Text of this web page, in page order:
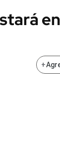
Sustentabilidad
POLÍTICA +